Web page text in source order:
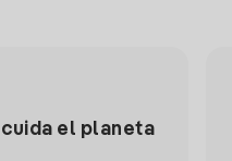
cuida el planeta